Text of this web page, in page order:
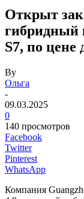
Открыт
гибридный
S7, по цене
By
Ольга
-
09.03.2025
0
140 просмотров
Facebook
Twitter
Pinterest
WhatsApp
Компания